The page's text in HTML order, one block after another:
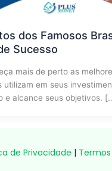
dos Famosos
Sucesso
mais de perto as
utilizam em seus
e alcance seus objetivos.
de Privacidade |